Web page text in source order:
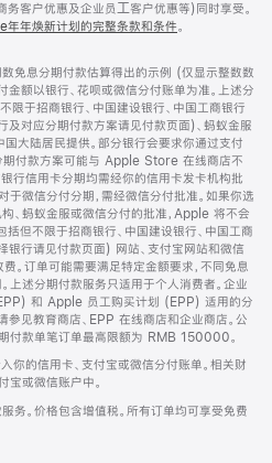
客户优惠及企业员⼯客户优惠等)同时享受。
年年焕新计划的完整条款和条件。
免息分期付款估算得出的示例 (仅显示整数数
金额以银行、花呗或微信分付账单为准。上述分
于招商银行、中国建设银行、中国工商银行
及对应分期付款方案请见付款页面)、蚂蚁金服
大陆居民提供。部分银行会要求你通过支付
付款方案可能与 Apple Store 在线商店不
行信用卡分期均需经你的信用卡发卡机构批
于微信分付分期，需经微信分付批准。如果你选
、蚂蚁金服或微信分付的批准，Apple 将不会
但不限于招商银行、中国建设银行、中国工商
银行请见付款页面) 网站、支付宝网站和微信
。订单可能需要满足特定金额要求，不同免息
上述分期付款服务只适用于个人消费者。企业
和 Apple 员工购买计划 (EPP) 适用的分
参见教育商店、EPP 在线商店和企业商店。公
付款单笔订单最高限额为 RMB 150000。
你的信用卡、支付宝或微信分付账单。相关财
宝或微信账户中。
务。价格包含增值税。所有订单均可享受免费